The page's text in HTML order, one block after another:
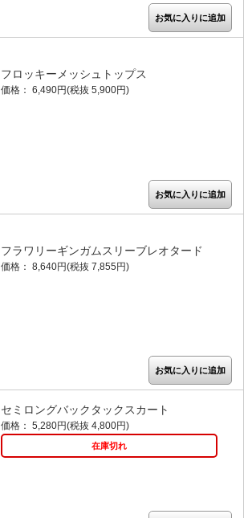
フロッキーメッシュトップス
価格： 6,490円(税抜 5,900円)
フラワリーギンガムスリーブレオタード
価格： 8,640円(税抜 7,855円)
セミロングバックタックスカート
価格： 5,280円(税抜 4,800円)
在庫切れ